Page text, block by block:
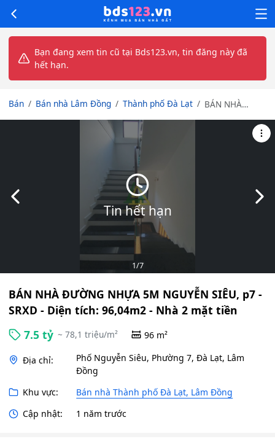
Bạn đang xem tin cũ tại Bds123.vn, tin đăng này đã
hết hạn.
Bán Bán nhà Lâm Đồng Thành phố Đà Lạt
BÁN NHÀ
5M NGUYỄN
SIÊU, p7 - SRXD
Tin hết hạn
Slide trước
1/7
BÁN NHÀ ĐƯỜNG NHỰA 5M NGUYỄN SIÊU, p7 -
SRXD - Diện tích: 96,04m2 - Nhà 2 mặt tiền
7.5 tỷ ~ 78,1 triệu/m² 96 m²
Địa chỉ:
Phố Nguyễn Siêu, Phường 7, Đà Lạt, Lâm
Đồng
Khu vực:
Bán nhà Thành phố Đà Lạt, Lâm Đồng
Cập nhật:
1 năm trước